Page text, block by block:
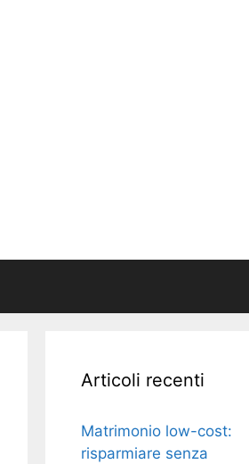
Articoli recenti
Matrimonio low-cost:
risparmiare senza